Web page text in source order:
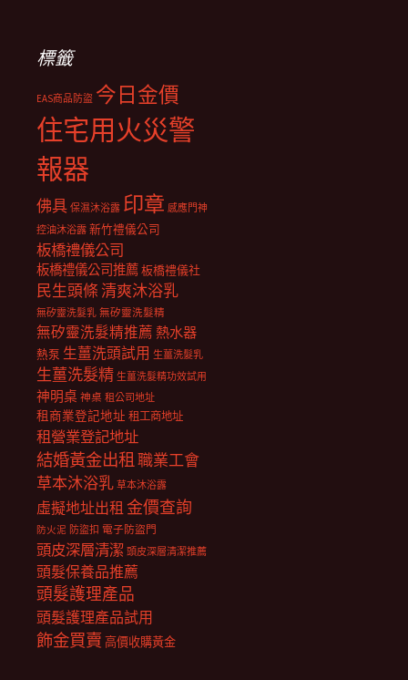
標籤
EAS商品防盜 今日金價
住宅用火災警
報器
佛具 保濕沐浴露 印章 感應門神
控油沐浴露 新竹禮儀公司
板橋禮儀公司
板橋禮儀公司推薦板橋禮儀社
民生頭條清爽沐浴乳
無矽靈洗髮乳 無矽靈洗髮精
無矽靈洗髮精推薦 熱水器
熱泵 生薑洗頭試用 生薑洗髮乳
生薑洗髮精 生薑洗髮精功效試用
神明桌 神桌 租公司地址
租商業登記地址 租工商地址
租營業登記地址
結婚黃金出租職業工會
草本沐浴乳 草本沐浴露
虛擬地址出租 金價查詢
防火泥 防盜扣 電子防盜門
頭皮深層清潔 頭皮深層清潔推薦
頭髮保養品推薦
頭髮護理產品
頭髮護理產品試用
飾金買賣 高價收購黃金